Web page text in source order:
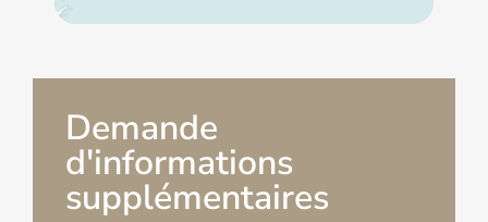
Demande
d'informations
supplémentaires